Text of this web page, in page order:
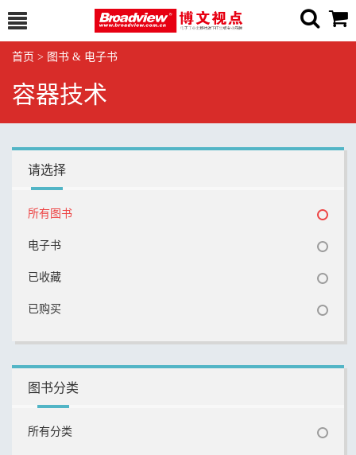
首页 > 图书 & 电子书
容器技术
请选择
所有图书
电子书
已收藏
已购买
图书分类
所有分类